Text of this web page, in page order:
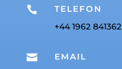

TELEFON
+44 1962 841362

EMAIL